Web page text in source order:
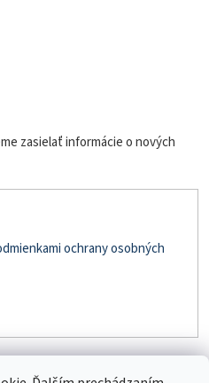
zasielať informácie o nových
ochrany osobných